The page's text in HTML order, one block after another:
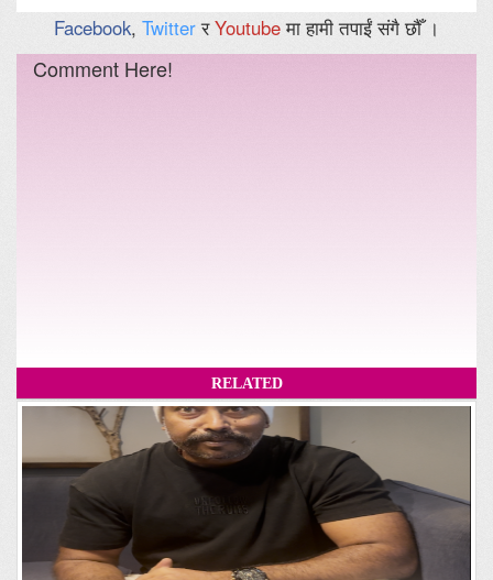
Facebook, TwitterरYoutubeमा हामी तपाईं संगै छौँ ।
Comment Here!
RELATED